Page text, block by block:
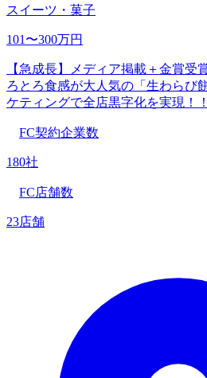
スイーツ・菓子
101〜300万円
【急成長】メディア掲載＋金賞
ろとろ食感が大人気の「生わらび
ケティングで全店黒字化を実現！！
FC契約企業数
180社
FC店舗数
23店舗